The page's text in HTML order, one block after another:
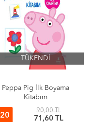
TÜKENDİ
Peppa Pig İlk Boyama
Kitabım
20
90,00 TL
71,60 TL